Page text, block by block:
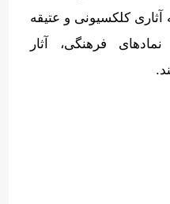
کلکسیونی و عتیقه
فرهنگی، آثار
.